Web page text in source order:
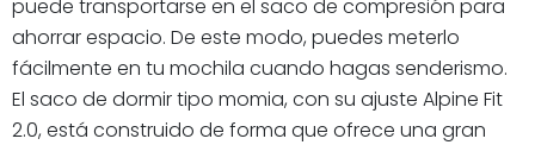
puede transportarse en el saco de compresión para
ahorrar espacio. De este modo, puedes meterlo
fácilmente en tu mochila cuando hagas senderismo.
El saco de dormir tipo momia, con su ajuste Alpine Fit
2.0, está construido de forma que ofrece una gran